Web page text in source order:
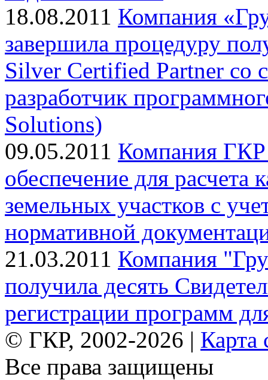
18.08.2011 Компания
завершила процедуру
Silver Certified Partner со
разработчик
Solutions)
09.05.2011 Компания ГКР
обеспечение для расчета
земельных участков с
нормативной
21.03.2011 Компания
получила десять
регистрации программ
© ГКР, 2002-2026 | Карта
Все права защищены